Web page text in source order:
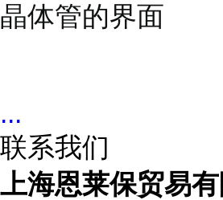
晶体管的界面
...
联系我们
上海恩莱保贸易有